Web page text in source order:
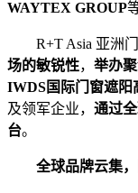
WAYTEX GROUP
R+T Asia 亚洲门
场的敏锐性， 举办
IWDS国际门窗遮阳
及领军企业， 通过
台。
全球品牌云集